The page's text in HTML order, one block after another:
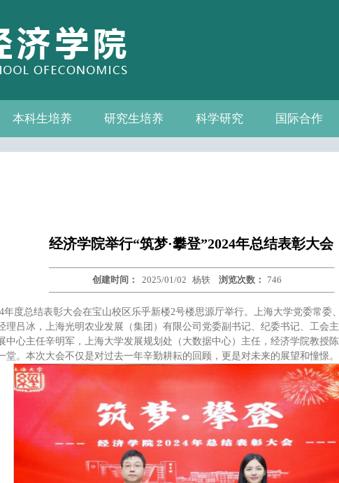
系—中心名录
教授
本科生培养
教务通知
教学管理
相关下载
教学成果
研究生培养
教务通知
培养方案
相关下载
科学研究
科研通知
科研新闻
学术活动
国际合作
国际交流
合作机构
联系我们
经济学院举行“筑梦·攀登”2024年总结表彰大会
创建时间： 2025/01/02 杨轶 浏览次数： 746
年度总结表彰大会在宝山校区乐乎新楼2号楼思源厅举行。上海大学党委常
吕冰，上海光明农业发展（集团）有限公司党委副书记、纪委书记、工会
心主任辛明军，上海大学发展规划处（大数据中心）主任，经济学院教授
。本次大会不仅是对过去一年辛勤耕耘的回顾，更是对未来的展望和憧憬。